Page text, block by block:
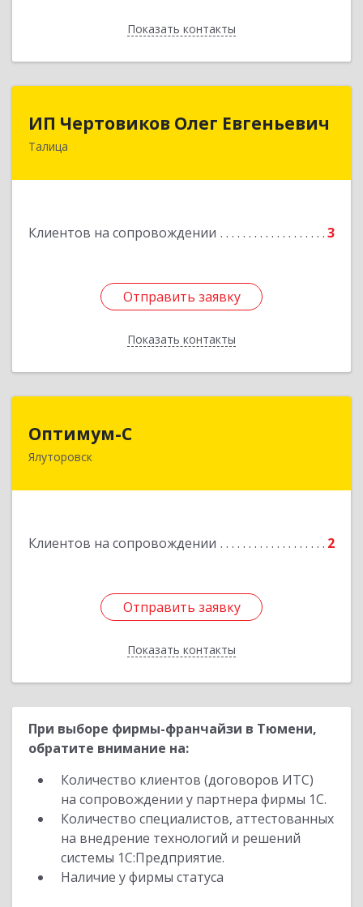
Показать контакты
Назад
ИП Чертовиков Олег Евгеньевич
Талица
Клиентов на сопровождении 3
Отправить заявку
Показать контакты
623640, Свердловская обл, Талица г, Ленина ул,
Отправить заявку
Назад
Оптимум-С
Ялуторовск
Клиентов на сопровождении 2
Отправить заявку
Показать контакты
Отправить заявку
Назад
При выборе фирмы-франчайзи в Тюмени,
обратите внимание на:
Количество клиентов (договоров ИТС)
на сопровождении у партнера фирмы 1С.
Количество специалистов, аттестованных
на внедрение технологий и решений
системы 1С:Предприятие.
Наличие у фирмы статуса